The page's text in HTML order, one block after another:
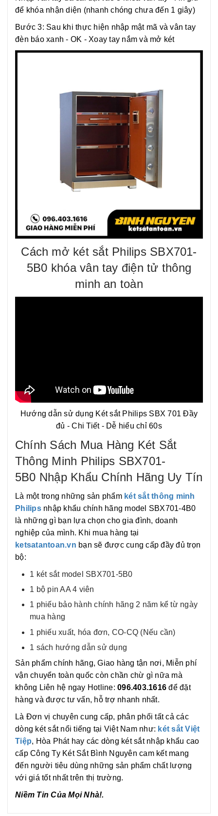
để khóa nhận diện (nhanh chóng chưa đến 1 giây)
Bước 3: Sau khi thực hiện nhập mật mã và vân tay
đèn báo xanh - OK - Xoay tay nắm và mở két
Cách mở két sắt Philips SBX701-
5B0 khóa vân tay điện tử thông
minh an toàn
Hướng dẫn sử dụng Két sắt Philips SBX 701 Đầy
đủ - Chi Tiết - Dễ hiểu chỉ 60s
Chính Sách Mua Hàng Két Sắt
Thông Minh Philips SBX701-
5B0 Nhập Khẩu Chính Hãng Uy Tín
Là một trong những sản phẩm két sắt thông minh
Philipsnhập khẩu chính hãng model SBX701-4B0
là những gì bạn lựa chọn cho gia đình, doanh
nghiệp của mình. Khi mua hàng tại
ketsatantoan.vn bạn sẽ được cung cấp đầy đủ trọn
bộ:
1 két sắt model SBX701-5B0
1 bộ pin AA 4 viên
1 phiếu bảo hành chính hãng 2 năm kể từ ngày
mua hàng
1 phiếu xuất, hóa đơn, CO-CQ (Nếu cần)
1 sách hướng dẫn sử dụng
Sản phẩm chính hãng, Giao hàng tận nơi, Miễn phí
vận chuyển toàn quốc còn chần chừ gì nữa mà
không Liên hệ ngay Hotline: 096.403.1616 để đặt
hàng và được tư vấn, hỗ trợ nhanh nhất.
Là Đơn vị chuyên cung cấp, phân phối tất cả các
dòng két sắt nổi tiếng tại Việt Nam như: két sắt Việt
Tiệp, Hòa Phát hay các dòng két sắt nhập khẩu cao
cấp Công Ty Két Sắt Bình Nguyên cam kết mang
đến người tiêu dùng những sản phẩm chất lượng
với giá tốt nhất trên thị trường.
Niềm Tin Của Mọi Nhà!.